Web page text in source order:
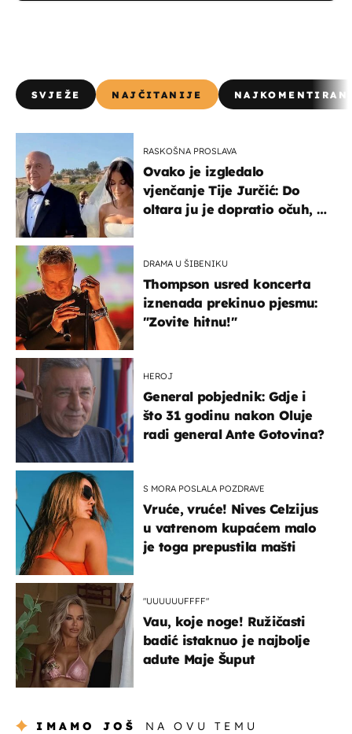
SVJEŽE NAJČITANIJE
RASKOŠNA PROSLAVA
Ovako je izgledalo
vjenčanje Tije Jurčić: Do
oltara ju je dopratio očuh, a
DRAMA U ŠIBENIKU
Thompson usred koncerta
iznenada prekinuo pjesmu:
"Zovite hitnu!"
HEROJ
General pobjednik: Gdje i
što 31 godinu nakon Oluje
radi general Ante Gotovina?
S MORA POSLALA POZDRAVE
Vruće, vruće! Nives Celzijus
u vatrenom kupaćem malo
je toga prepustila mašti
"UUUUUUFFFF"
Vau, koje noge! Ružičasti
badić istaknuo je najbolje
adute Maje Šuput
IMAMO JOŠ NA OVU TEMU